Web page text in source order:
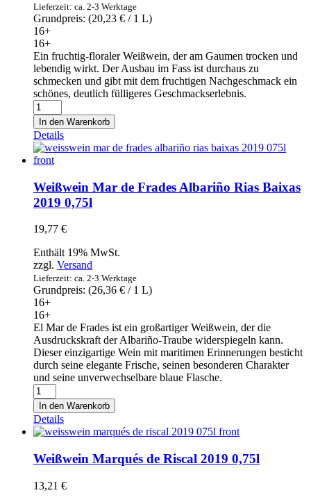
Lieferzeit: ca. 2-3 Werktage
Grundpreis: (20,23 € / 1 L)
16+
16+
Ein fruchtig-floraler Weißwein, der am Gaumen trocken und
lebendig wirkt. Der Ausbau im Fass ist durchaus zu
schmecken und gibt mit dem fruchtigen Nachgeschmack ein
schönes, deutlich fülligeres Geschmackserlebnis.
Weißwein
Luis
Cañas
Blanco
Fermentado
en
Barrica
2018
0,75l
In den Warenkorb
Details
Weißwein Mar de Frades Albariño Rias Baixas
2019 0,75l
19,77 €
Enthält 19% MwSt.
zzgl. Versand
Lieferzeit: ca. 2-3 Werktage
Grundpreis: (26,36 € / 1 L)
16+
16+
El Mar de Frades ist ein großartiger Weißwein, der die
Ausdruckskraft der Albariño-Traube widerspiegeln kann.
Dieser einzigartige Wein mit maritimen Erinnerungen besticht
durch seine elegante Frische, seinen besonderen Charakter
und seine unverwechselbare blaue Flasche.
Weißwein
Mar
de
Frades
Albariño
Rias
Baixas
0,75l
In den Warenkorb
Details
Weißwein Marqués de Riscal 2019 0,75l
13,21 €